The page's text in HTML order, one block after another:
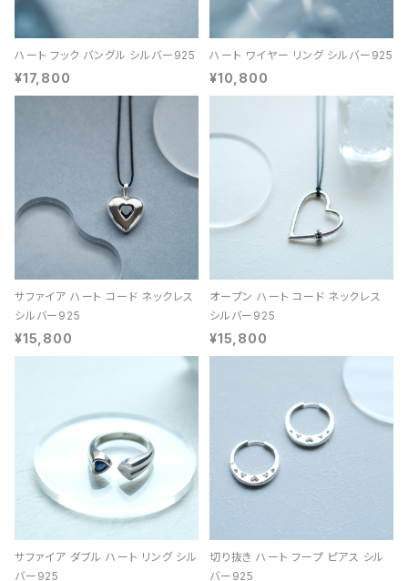
ハート フック バングル シルバー925
¥17,800
ハート ワイヤー リング シルバー925
¥10,800
サファイア ハート コード ネックレス
シルバー925
¥15,800
オープン ハート コード ネックレス
シルバー925
¥15,800
サファイア ダブル ハート リング シル
バー925
切り抜き ハート フープ ピアス シル
バー925